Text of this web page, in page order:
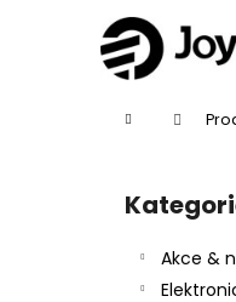
Domů
Přeskočit
kategorie
Akce &
Zpět
Zpět